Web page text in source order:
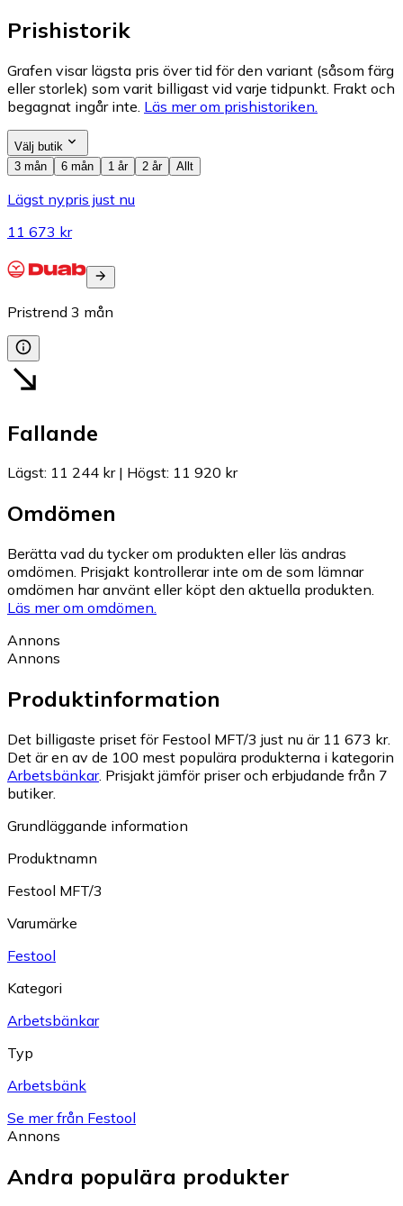
Prishistorik
Grafen visar lägsta pris över tid för den variant (såsom färg
eller storlek) som varit billigast vid varje tidpunkt. Frakt och
begagnat ingår inte. Läs mer om prishistoriken.
Välj butik
3 mån
6 mån 1 år 2 år Allt
Lägst nypris just nu
11 673 kr
Pristrend 3 mån
Fallande
Lägst: 11 244 kr| Högst: 11 920 kr
Omdömen
Berätta vad du tycker om produkten eller läs andras
omdömen. Prisjakt kontrollerar inte om de som lämnar
omdömen har använt eller köpt den aktuella produkten.
Läs mer om omdömen.
Annons
Annons
Produktinformation
Det billigaste priset för Festool MFT/3 just nu är 11 673 kr.
Det är en av de 100 mest populära produkterna i kategorin
Arbetsbänkar. Prisjakt jämför priser och erbjudande från 7
butiker.
Grundläggande information
Produktnamn
Festool MFT/3
Varumärke
Festool
Kategori
Arbetsbänkar
Typ
Arbetsbänk
Se mer från Festool
Annons
Andra populära produkter